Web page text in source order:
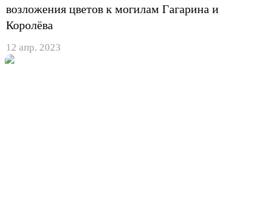
возложения цветов к могилам Гагарина и
Королёва
12 апр. 2023